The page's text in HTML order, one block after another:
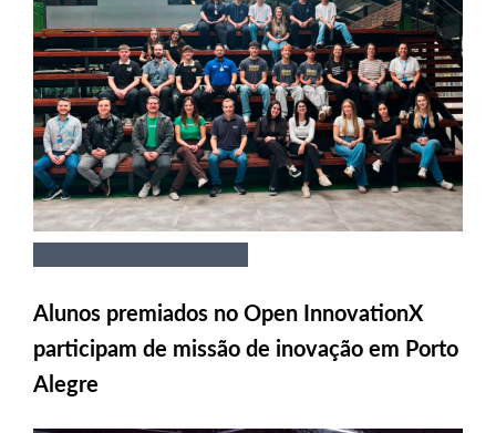
Alunos premiados no Open InnovationX
participam de missão de inovação em Porto
Alegre